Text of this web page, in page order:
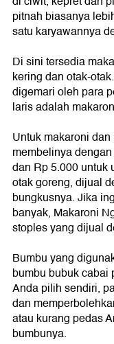
pitnah biasanya
satu karyawannya
Di sini tersedia
kering dan otak-
digemari oleh para
laris adalah
Untuk makaroni
membelinya
dan Rp 5.000 untuk
otak goreng, dijual
bungkusnya. Jika
banyak, Makaroni
stoples yang dijual
Bumbu yang
bumbu bubuk cabai
Anda pilih sendiri,
dan
atau kurang pedas
bumbunya.